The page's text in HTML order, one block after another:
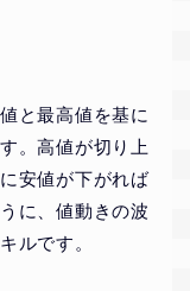
と最高値を基に
。高値が切り上
安値が下がれば
に、値動きの波
ルです。